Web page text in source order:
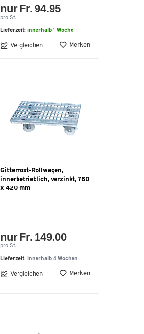
nur Fr. 94.95
pro St.
Lieferzeit: innerhalb 1 Woche
Vergleichen Merken
Gitterrost-Rollwagen,
innerbetrieblich, verzinkt, 780
x 420 mm
nur Fr. 149.00
pro St.
Lieferzeit: innerhalb 4 Wochen
Vergleichen Merken